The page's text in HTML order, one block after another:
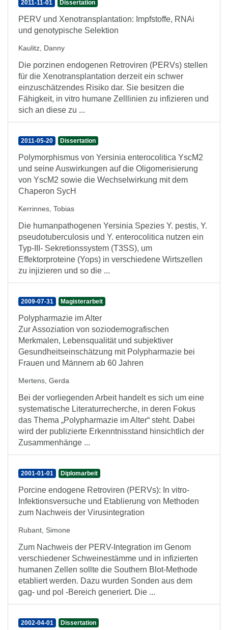
2011-11-01 Dissertation
PERV und Xenotransplantation: Impfstoffe, RNAi
und genotypische Selektion
Kaulitz, Danny
Die porzinen endogenen Retroviren (PERVs) stellen
für die Xenotransplantation derzeit ein schwer
einzuschätzendes Risiko dar. Sie besitzen die
Fähigkeit, in vitro humane Zelllinien zu infizieren und
sich an diese zu ...
2011-05-20 Dissertation
Polymorphismus von Yersinia enterocolitica YscM2
und seine Auswirkungen auf die Oligomerisierung
von YscM2 sowie die Wechselwirkung mit dem
Chaperon SycH
Kerrinnes, Tobias
Die humanpathogenen Yersinia Spezies Y. pestis, Y.
pseudotuberculosis und Y. enterocolitica nutzen ein
Typ-III- Sekretionssystem (T3SS), um
Effektorproteine (Yops) in verschiedene Wirtszellen
zu injizieren und so die ...
2009-07-31 Magisterarbeit
Polypharmazie im Alter
Zur Assoziation von soziodemografischen
Merkmalen, Lebensqualität und subjektiver
Gesundheitseinschätzung mit Polypharmazie bei
Frauen und Männern ab 60 Jahren
Mertens, Gerda
Bei der vorliegenden Arbeit handelt es sich um eine
systematische Literaturrecherche, in deren Fokus
das Thema „Polypharmazie im Alter“ steht. Dabei
wird der publizierte Erkenntnisstand hinsichtlich der
Zusammenhänge ...
2001-01-01 Diplomarbeit
Porcine endogene Retroviren (PERVs): In vitro-
Infektionsversuche und Etablierung von Methoden
zum Nachweis der Virusintegration
Rubant, Simone
Zum Nachweis der PERV-Integration im Genom
verschiedener Schweinestämme und in infizierten
humanen Zellen sollte die Southern Blot-Methode
etabliert werden. Dazu wurden Sonden aus dem
gag- und pol -Bereich generiert. Die ...
2002-04-01 Dissertation